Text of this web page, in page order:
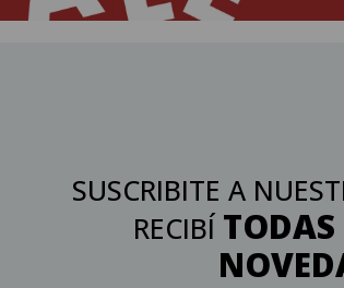
SUSCRIBITE A
RECIBÍ TODAS